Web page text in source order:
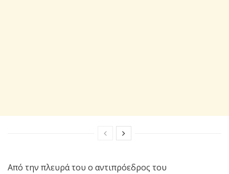
Από την πλευρά του ο αντιπρόεδρος του